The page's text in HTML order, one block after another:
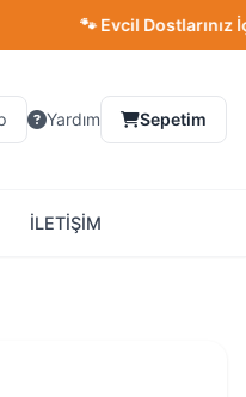
🐾 Evcil Dostlarınız İçin En
Yardım Sepetim
İLETİŞİM